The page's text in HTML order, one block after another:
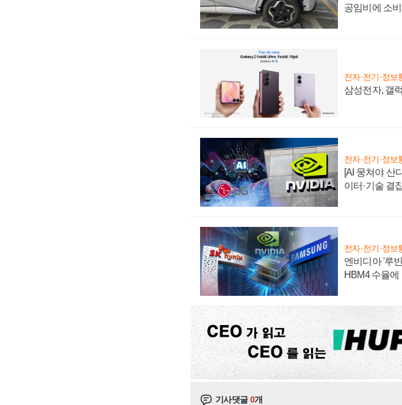
공임비에 소
전자·전기·정보
삼성전자, 갤
전자·전기·정보
[AI 뭉쳐야 산
이터·기술 결
전자·전기·정보
엔비디아 '루
HBM4 수율
기사댓글0개